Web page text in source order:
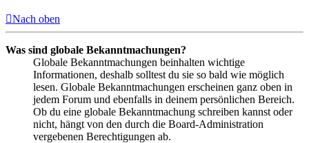
Nach oben
Was sind globale Bekanntmachungen?
Globale Bekanntmachungen beinhalten wichtige
Informationen, deshalb solltest du sie so bald wie möglich
lesen. Globale Bekanntmachungen erscheinen ganz oben in
jedem Forum und ebenfalls in deinem persönlichen Bereich.
Ob du eine globale Bekanntmachung schreiben kannst oder
nicht, hängt von den durch die Board-Administration
vergebenen Berechtigungen ab.